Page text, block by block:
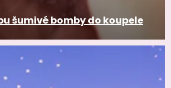
šumivé bomby do koupele